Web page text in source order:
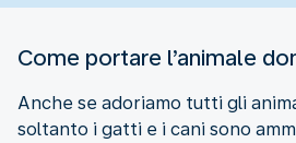
Come portare l’animale
Anche se adoriamo tutti gli
soltanto i gatti e i cani sono